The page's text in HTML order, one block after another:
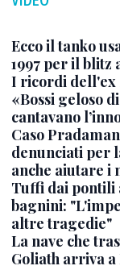
Ecco il tanko
1997 per il blitz
I ricordi dell'ex
«Bossi geloso
cantavano
Caso
denunciati per
anche aiutare i
Tuffi dai pontili
bagnini:
altre tragedie"
La nave che
Goliath arriva